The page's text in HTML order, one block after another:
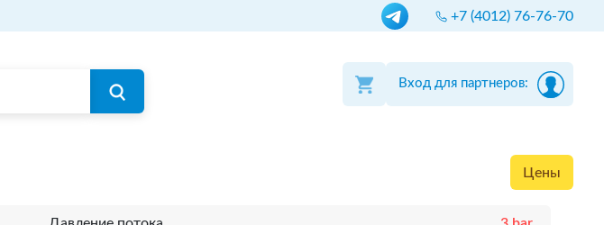
+7 (4012) 76-76-70
Вход для партнеров:
Цены